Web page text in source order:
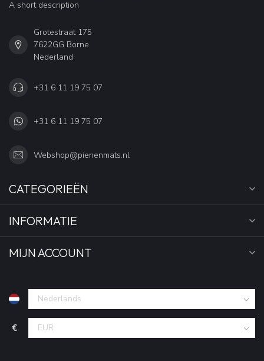
A short description
Grotestraat 175
7622GG Borne
Nederland
+31 6 11 19 75 07
+31 6 11 19 75 07
Webshop@pienenmats.nl
CATEGORIEËN
INFORMATIE
MIJN ACCOUNT
€